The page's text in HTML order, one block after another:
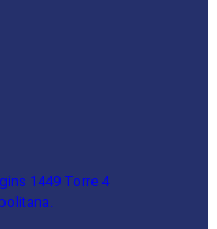
1449 Torre 4